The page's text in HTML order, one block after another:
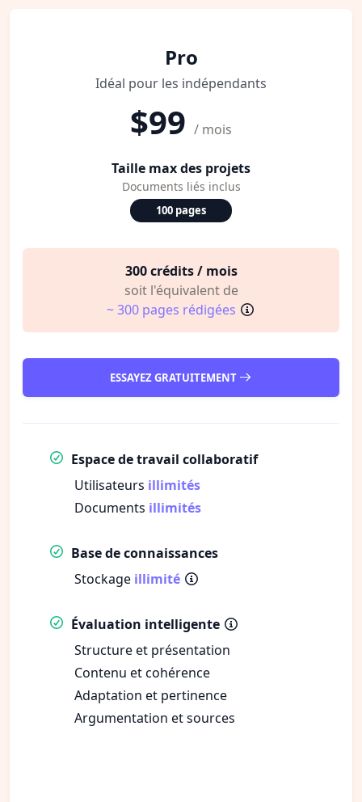
Pro
Idéal pour les indépendants
$99 / mois
Taille max des projets
Documents liés inclus
100 pages
300 crédits / mois
soit l'équivalent de
~ 300 pages rédigées
ESSAYEZ GRATUITEMENT
Espace de travail collaboratif
Utilisateurs illimités
Documents illimités
Base de connaissances
Stockage illimité
Évaluation intelligente
Structure et présentation
Contenu et cohérence
Adaptation et pertinence
Argumentation et sources